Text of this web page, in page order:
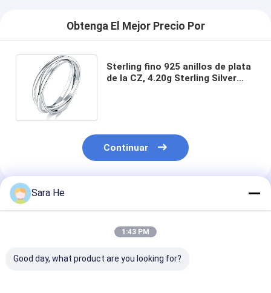
Obtenga El Mejor Precio Por
Sterling fino 925 anillos de plata
de la CZ, 4.20g Sterling Silver
Continuar
Productos Recomendados
Sara He
1:43 PM
Good day, what product are you looking for?